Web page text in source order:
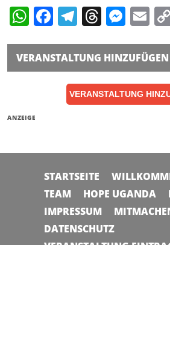
WhatsApp
Facebook
Telegram
VERANSTALTUNG HINZUFÜGEN
VERANSTALTUNG
ANZEIGE
STARTSEITE
TEAM
HOPE UGANDA
IMPRESSUM
DATENSCHUTZ
VERANSTALTUNG